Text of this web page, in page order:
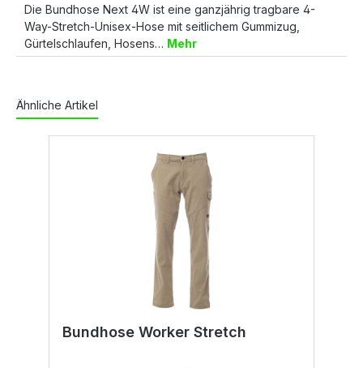
Die Bundhose Next 4W ist eine ganzjährig tragbare 4-
Way-Stretch-Unisex-Hose mit seitlichem Gummizug,
Gürtelschlaufen, Hosens… Mehr
Ähnliche Artikel
Bundhose Worker Stretch